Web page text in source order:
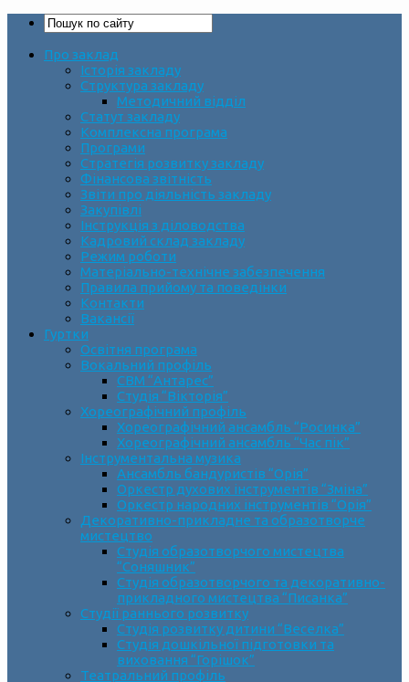
Про заклад
Історія закладу
Структура закладу
Методичний відділ
Статут закладу
Комплексна програма
Програми
Стратегія розвитку закладу
Фінансова звітність
Звіти про діяльність закладу
Закупівлі
Інструкція з діловодства
Кадровий склад закладу
Режим роботи
Матеріально-технічне забезпечення
Правила прийому та поведінки
Контакти
Вакансії
Гуртки
Освітня програма
Вокальний профіль
СВМ “Антарес”
Студія “Вікторія”
Хореографічний профіль
Хореографічний ансамбль “Росинка”
Хореографічний ансамбль “Час пік”
Інструментальна музика
Ансамбль бандуристів “Орія”
Оркестр духових інструментів “Зміна”
Оркестр народних інструментів “Орія”
Декоративно-прикладне та образотворче
мистецтво
Cтудія образотворчого мистецтва
“Соняшник”
Студія образотворчого та декоративно-
прикладного мистецтва “Писанка”
Студії раннього розвитку
Студія розвитку дитини “Веселка”
Студія дошкільної підготовки та
виховання “Горішок”
Театральний профіль